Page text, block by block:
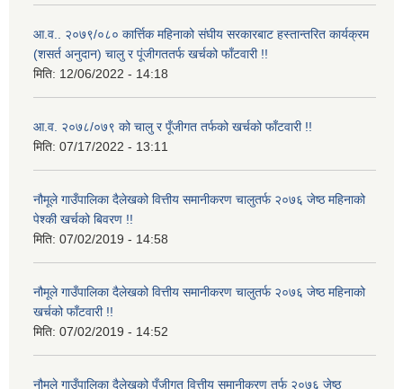
आ.व.. २०७९/०८० कार्त्तिक महिनाको संघीय सरकारबाट हस्तान्तरित कार्यक्रम
(शसर्त अनुदान) चालु र पूंजीगततर्फ खर्चको फाँटवारी !!
मिति: 12/06/2022 - 14:18
आ.व. २०७८/०७९ को चालु र पूँजीगत तर्फको खर्चको फाँटवारी !!
मिति: 07/17/2022 - 13:11
नौमूले गाउँपालिका दैलेखको वित्तीय समानीकरण चालुतर्फ २०७६ जेष्ठ महिनाको
पेश्की खर्चको बिवरण !!
मिति: 07/02/2019 - 14:58
नौमूले गाउँपालिका दैलेखको वित्तीय समानीकरण चालुतर्फ २०७६ जेष्ठ महिनाको
खर्चको फाँटवारी !!
मिति: 07/02/2019 - 14:52
नौमूले गाउँपालिका दैलेखको पुँजीगत वित्तीय समानीकरण तर्फ २०७६ जेष्ठ